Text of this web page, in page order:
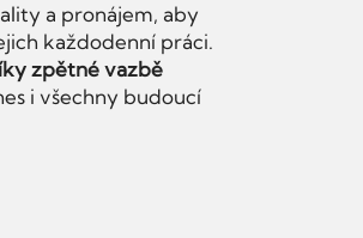
a pronájem, aby
každodenní práci.
zpětné vazbě
i všechny budoucí